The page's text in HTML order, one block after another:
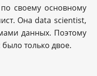
своему основному
Она data scientist,
данных. Поэтому
только двое.